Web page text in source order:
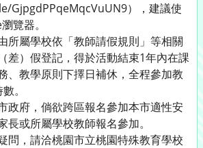
GjpgdPPqeMqcVuUN9），建議使
覽器。
所屬學校依「教師請假規則」等相關
差）假登記，得於活動結束1年內在課
、教學原則下擇日補休，全程參加教
。
政府，倘欲跨區報名參加本市適性安
長或所屬學校教師報名參加。
問，請洽桃園市立桃園特殊教育學校